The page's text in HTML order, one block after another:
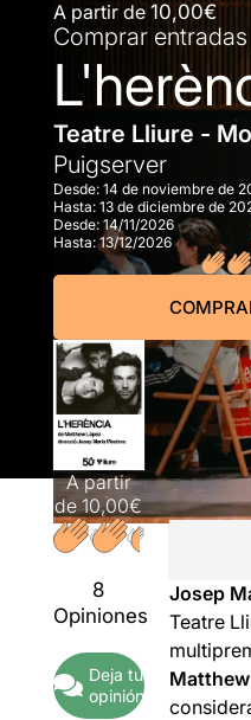
A partir de 10,00€
Comprar
Teatre Lliure -
Puigserver
Desde: 14 de noviembre de
Hasta: 13 de diciembre de
Desde: 14/11/2026
Hasta:13/12/2026
A partir
de10,00€
8
Opiniones
Deja tu
opinión
Josep
Teatre